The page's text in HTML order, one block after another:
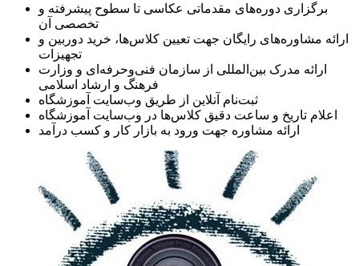
برگزاری دوره‌های مقدماتی عکاسی تا سطوح پیشرفته و
تخصصی آن
ارائه مشاوره‌های رایگان جهت تعیین کلاس‌ها، خرید دوربین و
تجهیزات
ارائه مدرک بین‌المللی از سازمان‌ فنی‌وحرفه‌ای و وزارت
فرهنگ و ارشاد اسلامی
ثبت‌نام آنلاین از طریق وب‌سایت آموزشگاه
اعلام تاریخ و ساعت دقیق کلاس‌ها در وب‌سایت آموزشگاه
ارائه مشاوره جهت ورود به بازار کار و کسب درآمد